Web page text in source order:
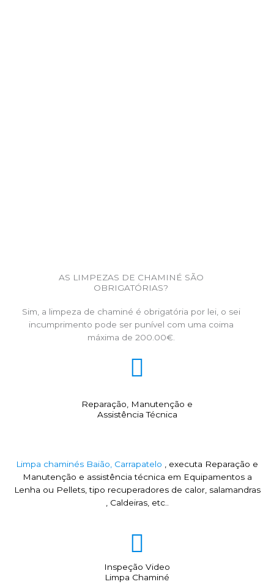
AS LIMPEZAS DE CHAMINÉ SÃO
OBRIGATÓRIAS?
Sim, a limpeza de chaminé é obrigatória por lei, o sei
incumprimento pode ser punível com uma coima
máxima de 200.00€.
Reparação, Manutenção e
Assistência Técnica
Limpa chaminés Baião, Carrapatelo , executa Reparação e
Manutenção e assistência técnica em Equipamentos a
Lenha ou Pellets, tipo recuperadores de calor, salamandras
, Caldeiras, etc..
Inspeção Video
Limpa Chaminé